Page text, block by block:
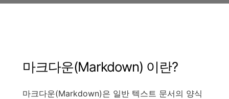
마크다운(Markdown) 이란?
마크다운(Markdown)은 일반 텍스트 문서의 양식